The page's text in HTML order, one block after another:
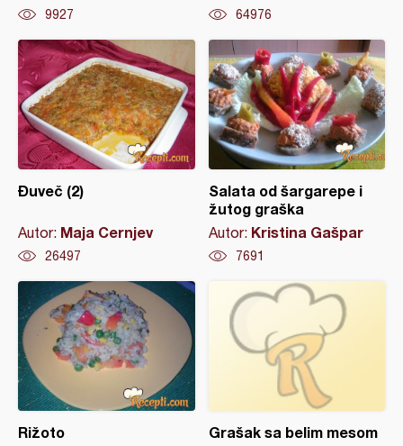
9927 64976
Đuveč (2)
Autor: Maja Cernjev
26497
Salata od šargarepe i
žutog graška
Autor: Kristina Gašpar
7691
Rižoto Grašak sa belim mesom